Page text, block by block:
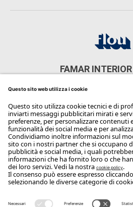
FAMAR
Phone: 039/
Email:
Copyright Flou